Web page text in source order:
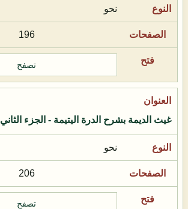
نحو
196
تصفح
غيث الديمة بشرح الدرة اليتيمة - الجزء الثاني
نحو
206
تصفح